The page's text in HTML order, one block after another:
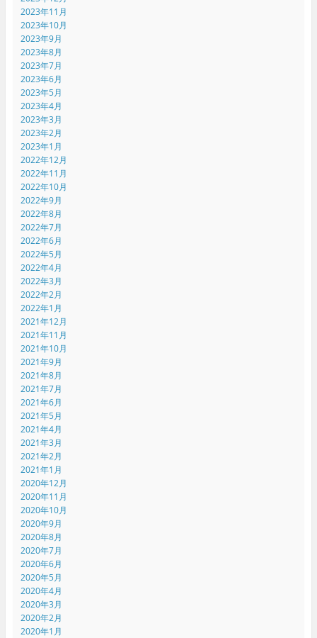
2023年11月
2023年10月
2023年9月
2023年8月
2023年7月
2023年6月
2023年5月
2023年4月
2023年3月
2023年2月
2023年1月
2022年12月
2022年11月
2022年10月
2022年9月
2022年8月
2022年7月
2022年6月
2022年5月
2022年4月
2022年3月
2022年2月
2022年1月
2021年12月
2021年11月
2021年10月
2021年9月
2021年8月
2021年7月
2021年6月
2021年5月
2021年4月
2021年3月
2021年2月
2021年1月
2020年12月
2020年11月
2020年10月
2020年9月
2020年8月
2020年7月
2020年6月
2020年5月
2020年4月
2020年3月
2020年2月
2020年1月